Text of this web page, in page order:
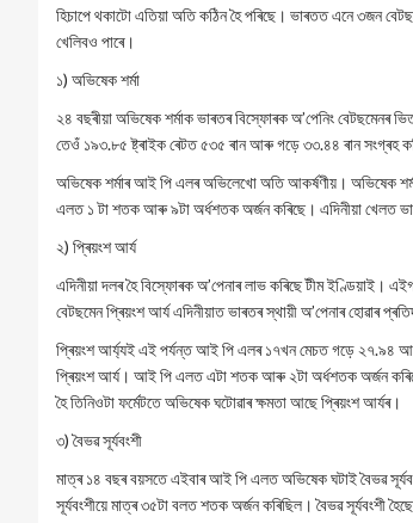
হিচাপে থকাটো এতিয়া অতি কঠিন হৈ পৰিছে। ভাৰতত এনে ৩জন
খেলিবও পাৰে।
১) অভিষেক শৰ্মা
২৪ বছৰীয়া অভিষেক শৰ্মাক ভাৰতৰ বিস্ফোৰক অ’পেনিং বেটছমেনৰ
তেওঁ ১৯৩.৮৫ ষ্ট্ৰাইক ৰেটত ৫৩৫ ৰান আৰু গড়ে ৩৩.৪৪ ৰান সংগ্ৰহ
অভিষেক শৰ্মাৰ আই পি এলৰ অভিলেখো অতি আকৰ্ষণীয়। অভিষেক
এলত ১ টা শতক আৰু ৯টা অৰ্ধশতক অৰ্জন কৰিছে। এদিনীয়া খেলত
২) প্ৰিয়ংশ আৰ্য
এদিনীয়া দলৰ হৈ বিস্ফোৰক অ’পেনাৰ লাভ কৰিছে টীম ইণ্ডিয়াই।
বেটছমেন প্ৰিয়ংশ আৰ্য এদিনীয়াত ভাৰতৰ স্থায়ী অ’পেনাৰ হোৱাৰ
প্ৰিয়ংশ আৰ্য্যই এই পৰ্যন্ত আই পি এলৰ ১৭খন মেচত গড়ে ২৭.৯৪
প্ৰিয়ংশ আৰ্য। আই পি এলত এটা শতক আৰু ২টা অৰ্ধশতক অৰ্জন কৰিছে
হৈ তিনিওটা ফৰ্মেটতে অভিষেক ঘটোৱাৰ ক্ষমতা আছে প্ৰিয়ংশ আৰ্যৰ।
৩) বৈভৱ সূৰ্যবংশী
মাত্ৰ ১৪ বছৰ বয়সতে এইবাৰ আই পি এলত অভিষেক ঘটাই বৈভৱ
সূৰ্যবংশীয়ে মাত্ৰ ৩৫টা বলত শতক অৰ্জন কৰিছিল। বৈভৱ সূৰ্যবংশী